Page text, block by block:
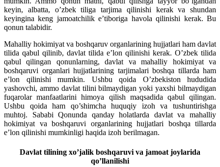
keyin, albatta, o’zbek tiliga tarjima qilinishi kerak va shundan
keyingina keng jamoatchilik e’tiboriga havola qilinishi kerak. Bu
qonun talabidir.
Mahalliy hokimiyat va boshqaruv organlarining hujjatlari ham davlat
tilida qabul qilinib, davlat tilida e’lon qilinishi kerak. O’zbek tilida
qabul qilingan qonunlarning, davlat va mahalliy hokimiyat va
boshqaruvi organlari hujjatlarining tarjimalari boshqa tillarda ham
e’lon qilinishi mumkin. Ushbu qoida O’zbekiston hududida
yashovchi, ammo davlat tilini bilmaydigan yoki yaxshi bilmaydigan
fuqarolar manfaatlarini himoya qilish maqsadida qabul qilingan.
Ushbu qoida ham qo’shimcha huquqiy izoh va tushuntirishga
muhtoj. Sababi Qonunda qanday holatlarda davlat va mahalliy
hokimiyat va boshqaruvi organlarining hujjatlari boshqa tillarda
e’lon qilinishi mumkinligi haqida izoh berilmagan.
Davlat tilining xo’jalik boshqaruvi va jamoat joylarida
qo’llanilishi